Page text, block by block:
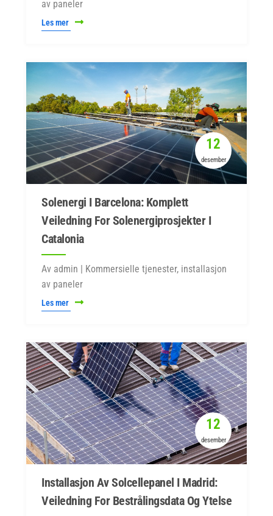
av paneler
Les mer
12
desember
Solenergi I Barcelona: Komplett
Veiledning For Solenergiprosjekter I
Catalonia
Av admin | Kommersielle tjenester, installasjon
av paneler
Les mer
12
desember
Installasjon Av Solcellepanel I Madrid:
Veiledning For Bestrålingsdata Og Ytelse